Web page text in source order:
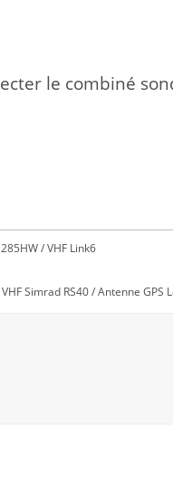
le combiné
/ VHF Link6
Simrad RS40 / Antenne GPS